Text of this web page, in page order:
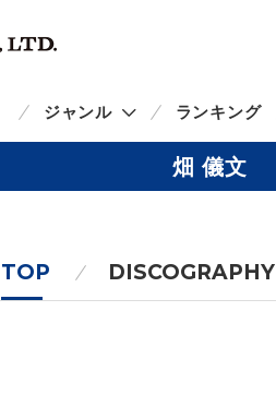
ジャンル ランキング
畑 儀文
TOP DISCOGRAPHY